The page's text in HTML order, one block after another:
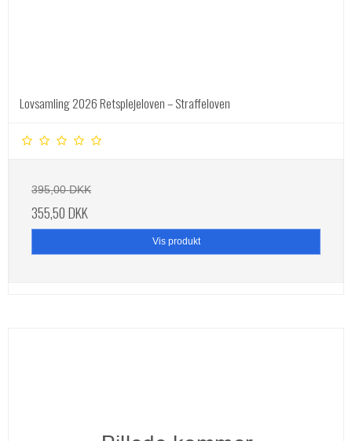
Lovsamling 2026 Retsplejeloven – Straffeloven
395,00 DKK
355,50 DKK
Vis produkt